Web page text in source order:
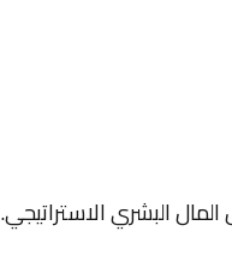
البشري الاستراتيجي.